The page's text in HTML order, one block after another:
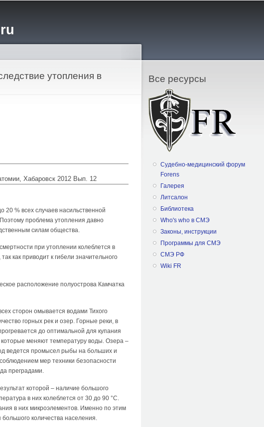
утопления в
Хабаровск 2012 Вып. 12
20 % всех случаев насильственной
проблема утопления давно
силам общества.
при утоплении колеблется в
как приводит к гибели значительного
расположение полуострова Камчатка
сторон омывается водами Тихого
горных рек и озер. Горные реки, в
до оптимальной для купания
меняют температуру воды. Озера –
ведется промысел рыбы на больших и
мер техники безопасности
преградами.
которой – наличие большого
в них колеблется от 30 до 90 °С.
в них микроэлементов. Именно по этим
количества населения.
Все ресурсы
Судебно-медицинский форум
Forens
Галерея
Литсалон
Библиотека
Who's who в СМЭ
Законы, инструкции
Программы для СМЭ
СМЭ РФ
Wiki FR